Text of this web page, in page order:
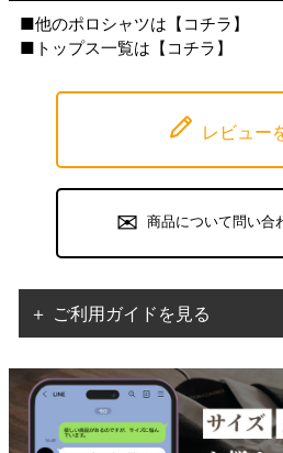
■他のポロシャツは【 コチラ 】
■トップス一覧は【 コチラ 】
レビュー
商品について問い合
＋ ご利用ガイドを見る